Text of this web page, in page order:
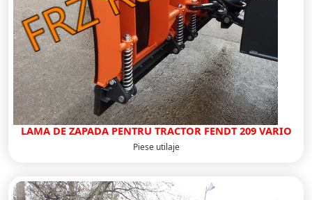
LAMA DE ZAPADA PENTRU TRACTOR FENDT 209 VARIO
Piese utilaje